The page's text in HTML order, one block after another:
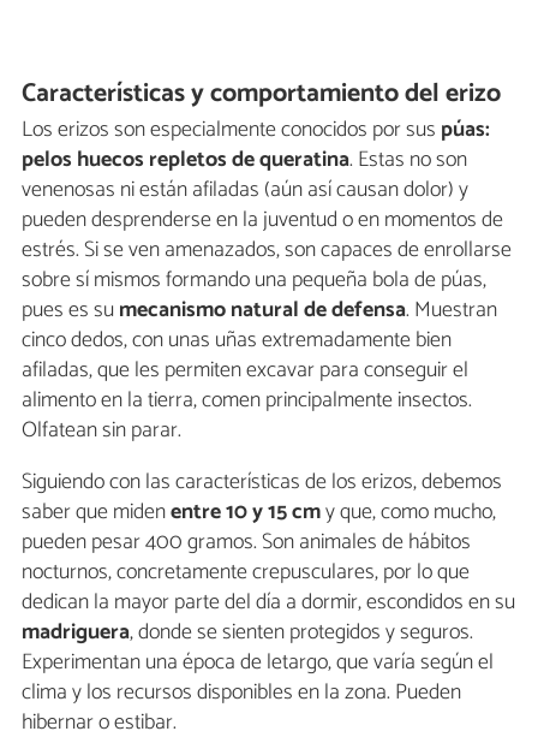
Características y comportamiento del erizo
Los erizos son especialmente conocidos por sus púas:
pelos huecos repletos de queratina. Estas no son
venenosas ni están afiladas (aún así causan dolor) y
pueden desprenderse en la juventud o en momentos de
estrés. Si se ven amenazados, son capaces de enrollarse
sobre sí mismos formando una pequeña bola de púas,
pues es sumecanismo natural de defensa. Muestran
cinco dedos, con unas uñas extremadamente bien
afiladas, que les permiten excavar para conseguir el
alimento en la tierra, comen principalmente insectos.
Olfatean sin parar.
Siguiendo con las características de los erizos, debemos
saber que midenentre 10 y 15 cmy que, como mucho,
pueden pesar 400 gramos. Son animales de hábitos
nocturnos, concretamente crepusculares, por lo que
dedican la mayor parte del día a dormir, escondidos en su
madriguera, donde se sienten protegidos y seguros.
Experimentan una época de letargo, que varía según el
clima y los recursos disponibles en la zona. Pueden
hibernar o estibar.